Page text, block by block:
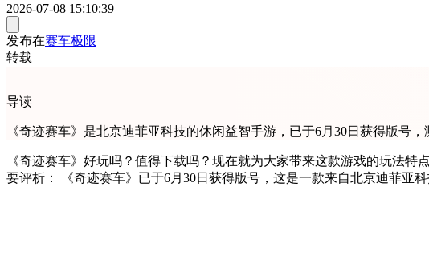
2026-07-08 15:10:39
发布在赛车极限
转载
导读
《奇迹赛车》是北京迪菲亚科技的休闲益智手游，已于6月30日获得版号
《奇迹赛车》好玩吗？值得下载吗？现在就为大家带来这款游戏的玩法
要评析： 《奇迹赛车》已于6月30日获得版号，这是一款来自北京迪菲亚